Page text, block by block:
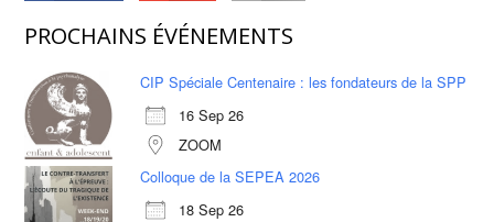
PROCHAINS ÉVÉNEMENTS
CIP Spéciale Centenaire : les fondateurs de la SPP
16 Sep 26
ZOOM
Colloque de la SEPEA 2026
18 Sep 26